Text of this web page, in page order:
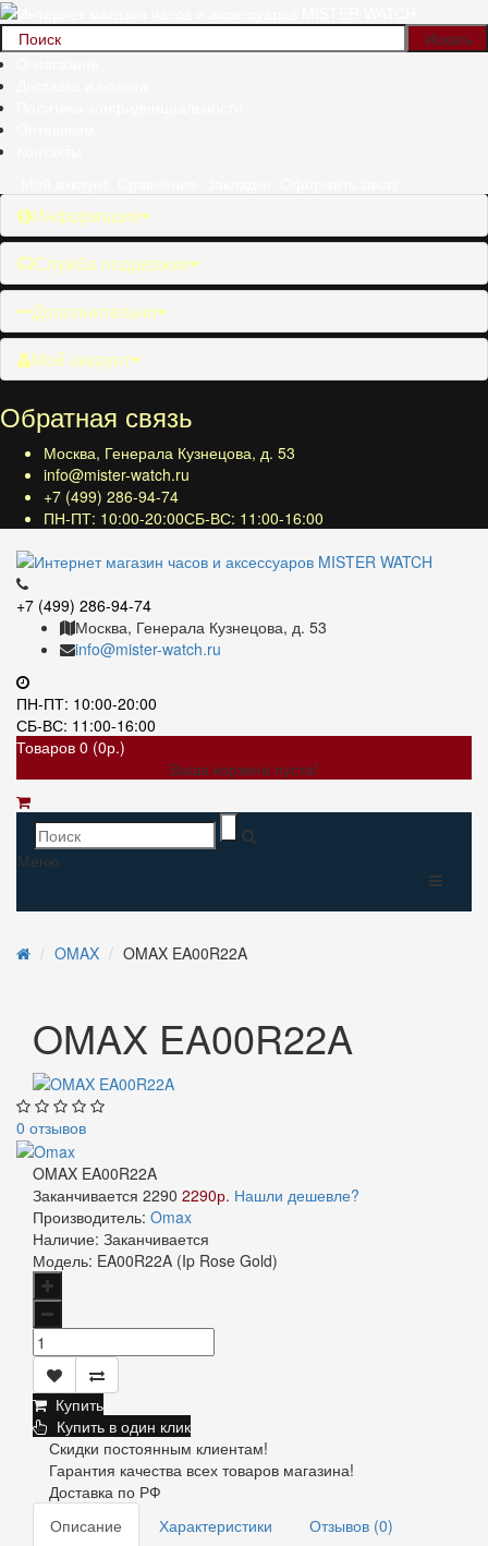
Информация
Служба поддержки
Дополнительно
Мой аккаунт
Обратная связь
Москва, Генерала Кузнецова, д. 53
info@mister-watch.ru
+7 (499) 286-94-74
ПН-ПТ: 10:00-20:00СБ-ВС: 11:00-16:00
+7 (499) 286-94-74
Москва, Генерала Кузнецова, д. 53
info@mister-watch.ru
ПН-ПТ: 10:00-20:00
СБ-ВС: 11:00-16:00
Товаров 0 (0р.)
Ваша корзина пуста!
Меню
OMAX OMAX EA00R22A
OMAX EA00R22A
0 отзывов
OMAX EA00R22A
Заканчивается 2290 2290р. Нашли дешевле?
Производитель: Omax
Наличие: Заканчивается
Модель: EA00R22A (Ip Rose Gold)
Купить
Купить в один клик
Скидки постоянным клиентам!
Гарантия качества всех товаров магазина!
Доставка по РФ
Описание
Характеристики
Отзывов (0)